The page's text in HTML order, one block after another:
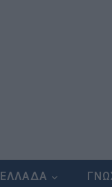
ΕΛΛΑΔΑ